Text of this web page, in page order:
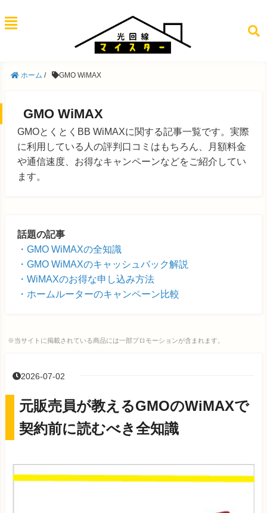
ホーム / GMO WiMAX
GMO WiMAX
GMOとくとくBB WiMAXに関する記事一覧です。実際
に利用している人の評判口コミはもちろん、月額料金
や通信速度、お得なキャンペーンなどをご紹介してい
ます。
話題の記事
GMO WiMAXの全知識
GMO WiMAXのキャッシュバック解説
WiMAXのお得な申し込み方法
ホームルーターのキャンペーン比較
※当サイトに掲載されている商品には一部プロモーションが含まれます。
2026-07-02
元販売員が教えるGMOのWiMAXで
契約前に読むべき全知識